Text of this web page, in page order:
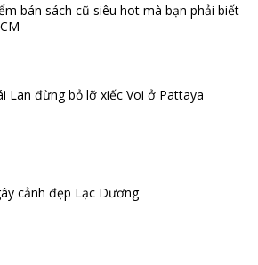
bán sách cũ siêu hot mà bạn phải biết
Lan đừng bỏ lỡ xiếc Voi ở Pattaya
cảnh đẹp Lạc Dương